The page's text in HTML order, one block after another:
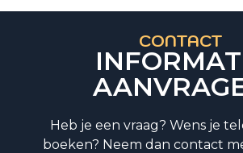
CONTACT
Heb je een vraag? Wens je
boeken? Neem dan contact